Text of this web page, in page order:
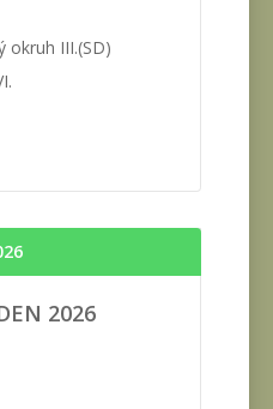
okruh III.(SD)
2026